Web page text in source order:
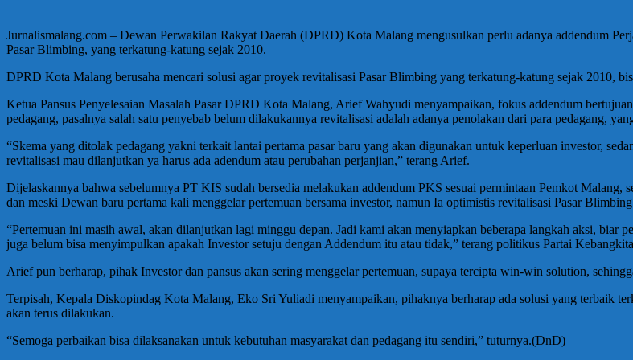
Jurnalismalang.com – Dewan Perwakilan Rakyat Daerah (DPRD) Kota Malang mengusulkan perlu adanya addendum
Pasar Blimbing, yang terkatung-katung sejak 2010.
DPRD Kota Malang berusaha mencari solusi agar proyek revitalisasi Pasar Blimbing yang terkatung-katung sejak 2010,
Ketua Pansus Penyelesaian Masalah Pasar DPRD Kota Malang, Arief Wahyudi menyampaikan, fokus addendum
pedagang, pasalnya salah satu penyebab belum dilakukannya revitalisasi adalah adanya penolakan dari para pedagang,
“Skema yang ditolak pedagang yakni terkait lantai pertama pasar baru yang akan digunakan untuk keperluan investor,
revitalisasi mau dilanjutkan ya harus ada adendum atau perubahan perjanjian,” terang Arief.
Dijelaskannya bahwa sebelumnya PT KIS sudah bersedia melakukan addendum PKS sesuai permintaan Pemkot
dan meski Dewan baru pertama kali menggelar pertemuan bersama investor, namun Ia optimistis revitalisasi Pasar
“Pertemuan ini masih awal, akan dilanjutkan lagi minggu depan. Jadi kami akan menyiapkan beberapa langkah aksi, biar
juga belum bisa menyimpulkan apakah Investor setuju dengan Addendum itu atau tidak,” terang politikus Partai
Arief pun berharap, pihak Investor dan pansus akan sering menggelar pertemuan, supaya tercipta win-win solution,
Terpisah, Kepala Diskopindag Kota Malang, Eko Sri Yuliadi menyampaikan, pihaknya berharap ada solusi yang terbaik
akan terus dilakukan.
“Semoga perbaikan bisa dilaksanakan untuk kebutuhan masyarakat dan pedagang itu sendiri,” tuturnya.(DnD)